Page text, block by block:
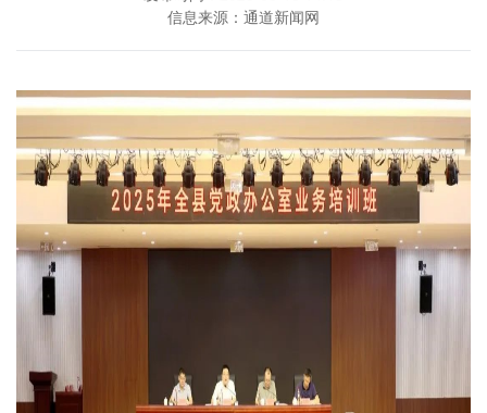
信息来源：通道新闻网